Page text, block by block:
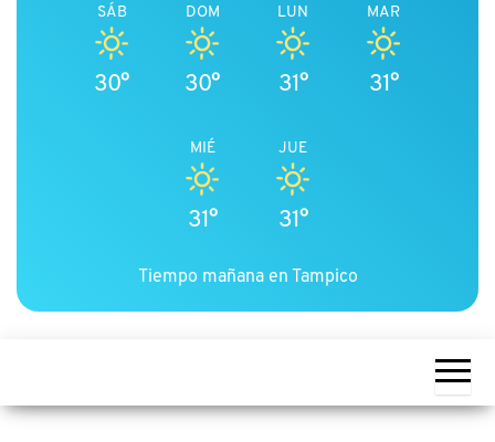
SÁB
30°
DOM
30°
LUN
31°
MAR
31°
MIÉ
31°
JUE
31°
Tiempo mañana en Tampico